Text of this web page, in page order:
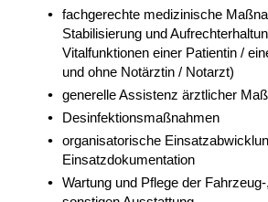
fachgerechte medizinische
Stabilisierung und
Vitalfunktionen einer Patientin /
und ohne Notärztin / Notarzt)
generelle Assistenz ärztlicher
Desinfektionsmaßnahmen
organisatorische
Einsatzdokumentation
Wartung und Pflege der